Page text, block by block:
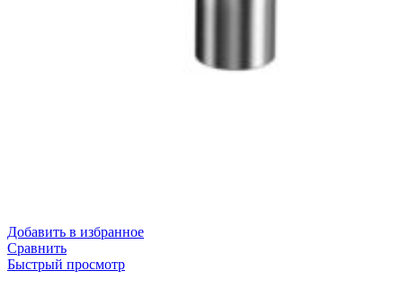
Добавить в избранное
Сравнить
Быстрый просмотр